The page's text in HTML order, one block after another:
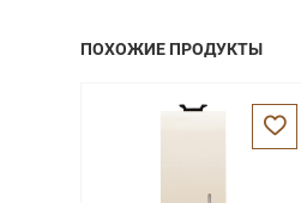
ПОХОЖИЕ ПРОДУКТЫ